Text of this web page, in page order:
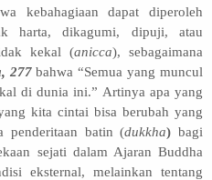
kebahagiaan dapat diperoleh
harta, dikagumi, dipuji,atau
kekal (anicca), sebagaimana
277bahwa “Semua yang muncul
di dunia ini.” Artinya apa yang
kita cintai bisa berubah yang
penderitaan batin (dukkha) bagi
sejati dalam Ajaran Buddha
eksternal, melainkan tentang